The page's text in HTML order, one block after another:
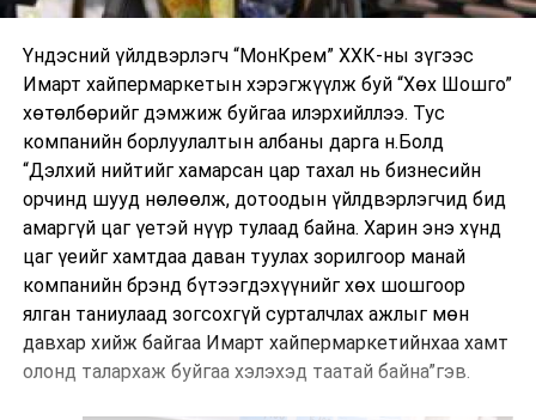
Үндэсний үйлдвэрлэгч “МонКрем” ХХК-ны зүгээс
Имарт хайпермаркетын хэрэгжүүлж буй “Хөх Шошго”
хөтөлбөрийг дэмжиж буйгаа илэрхийллээ. Тус
компанийн борлуулалтын албаны дарга н.Болд
“Дэлхий нийтийг хамарсан цар тахал нь бизнесийн
орчинд шууд нөлөөлж, дотоодын үйлдвэрлэгчид бид
амаргүй цаг үетэй нүүр тулаад байна. Харин энэ хүнд
цаг үеийг хамтдаа даван туулах зорилгоор манай
компанийн брэнд бүтээгдэхүүнийг хөх шошгоор
ялган таниулаад зогсохгүй сурталчлах ажлыг мөн
давхар хийж байгаа Имарт хайпермаркетийнхаа хамт
олонд талархаж буйгаа хэлэхэд таатай байна”гэв.